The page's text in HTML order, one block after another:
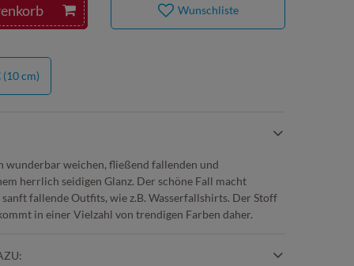
Wunschliste
(10 cm)
wunderbar weichen, fließend fallenden und
herrlich seidigen Glanz. Der schöne Fall macht
fallende Outfits, wie z.B. Wasserfallshirts. Der Stoff
in einer Vielzahl von trendigen Farben daher.